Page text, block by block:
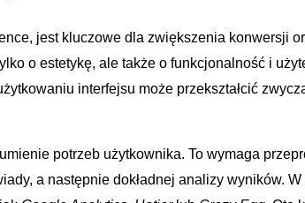
jest kluczowe‍ dla zwiększenia konwersji
o estetykę, ale także o funkcjonalność i
interfejsu⁣ może przekształcić‌
⁣potrzeb ⁣użytkownika. To wymaga
a ⁢następnie dokładnej ⁣analizy⁢ wyników.